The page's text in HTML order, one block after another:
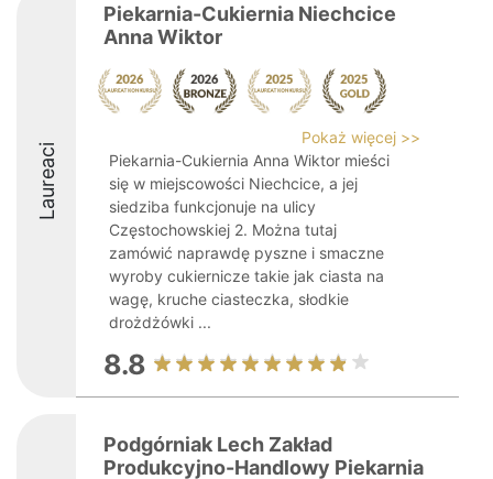
Laureaci
Piekarnia-Cukiernia Niechcice
Anna Wiktor
Pokaż więcej >>
Piekarnia-Cukiernia Anna Wiktor mieści
się w miejscowości Niechcice, a jej
siedziba funkcjonuje na ulicy
Częstochowskiej 2. Można tutaj
zamówić naprawdę pyszne i smaczne
wyroby cukiernicze takie jak ciasta na
wagę, kruche ciasteczka, słodkie
drożdżówki ...
8.8
Podgórniak Lech Zakład
Produkcyjno-Handlowy Piekarnia